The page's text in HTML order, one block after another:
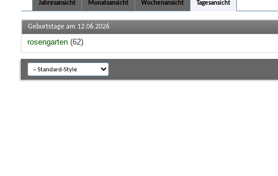
Jahresansicht
Monatsansicht Wochenansicht Tagesansicht
Geburtstage am 12.06.2026
rosengarten (62)